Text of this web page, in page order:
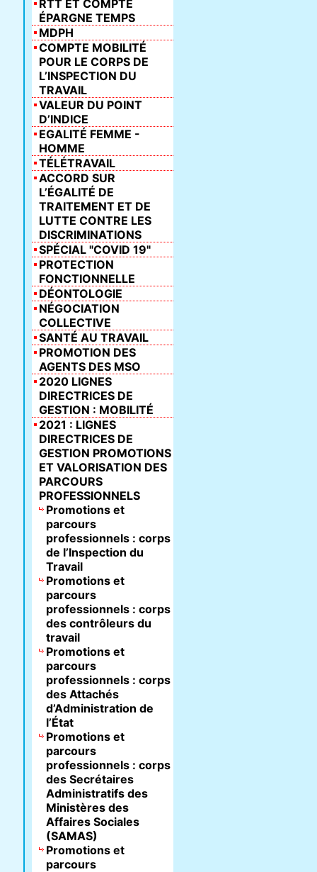
RTT ET COMPTE
ÉPARGNE TEMPS
MDPH
COMPTE MOBILITÉ
POUR LE CORPS DE
L’INSPECTION DU
TRAVAIL
VALEUR DU POINT
D’INDICE
EGALITÉ FEMME -
HOMME
TÉLÉTRAVAIL
ACCORD SUR
L’ÉGALITÉ DE
TRAITEMENT ET DE
LUTTE CONTRE LES
DISCRIMINATIONS
SPÉCIAL "COVID 19"
PROTECTION
FONCTIONNELLE
DÉONTOLOGIE
NÉGOCIATION
COLLECTIVE
SANTÉ AU TRAVAIL
PROMOTION DES
AGENTS DES MSO
2020 LIGNES
DIRECTRICES DE
GESTION : MOBILITÉ
2021 : LIGNES
DIRECTRICES DE
GESTION PROMOTIONS
ET VALORISATION DES
PARCOURS
PROFESSIONNELS
Promotions et
parcours
professionnels : corps
de l’Inspection du
Travail
Promotions et
parcours
professionnels : corps
des contrôleurs du
travail
Promotions et
parcours
professionnels : corps
des Attachés
d’Administration de
l’État
Promotions et
parcours
professionnels : corps
des Secrétaires
Administratifs des
Ministères des
Affaires Sociales
(SAMAS)
Promotions et
parcours